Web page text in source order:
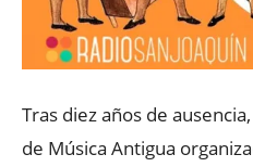
Tras diez años de
de Música Antigua